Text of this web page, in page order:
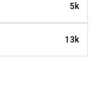
5k
13k